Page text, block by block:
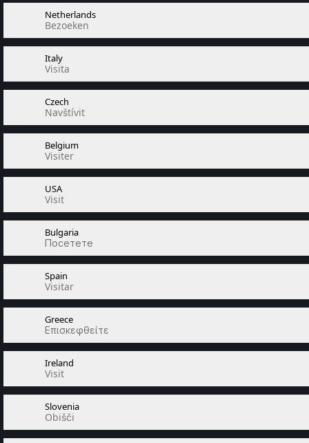
Netherlands
Bezoeken
Italy
Visita
Czech
Navštívit
Belgium
Visiter
USA
Visit
Bulgaria
Посетете
Spain
Visitar
Greece
Επισκεφθείτε
Ireland
Visit
Slovenia
Obišči